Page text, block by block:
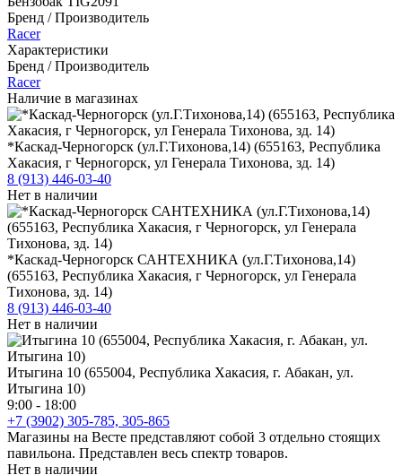
Бренд / Производитель
Racer
Характеристики
Бренд / Производитель
Racer
Наличие в магазинах
*Каскад-Черногорск (ул.Г.Тихонова,14) (655163, Республика
Хакасия, г Черногорск, ул Генерала Тихонова, зд. 14)
8 (913) 446-03-40
Нет в наличии
*Каскад-Черногорск САНТЕХНИКА (ул.Г.Тихонова,14)
(655163, Республика Хакасия, г Черногорск, ул Генерала
Тихонова, зд. 14)
8 (913) 446-03-40
Нет в наличии
Итыгина 10 (655004, Республика Хакасия, г. Абакан, ул.
Итыгина 10)
9:00 - 18:00
+7 (3902) 305-785, 305-865
Магазины на Весте представляют собой 3 отдельно стоящих
павильона. Представлен весь спектр товаров.
Нет в наличии